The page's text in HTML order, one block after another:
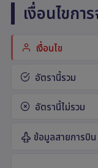
เงื่อนไขกา
เงื่อนไข
อัตรานี้รวม
อัตรานี้ไม่รวม
ข้อมูลสายการบิน